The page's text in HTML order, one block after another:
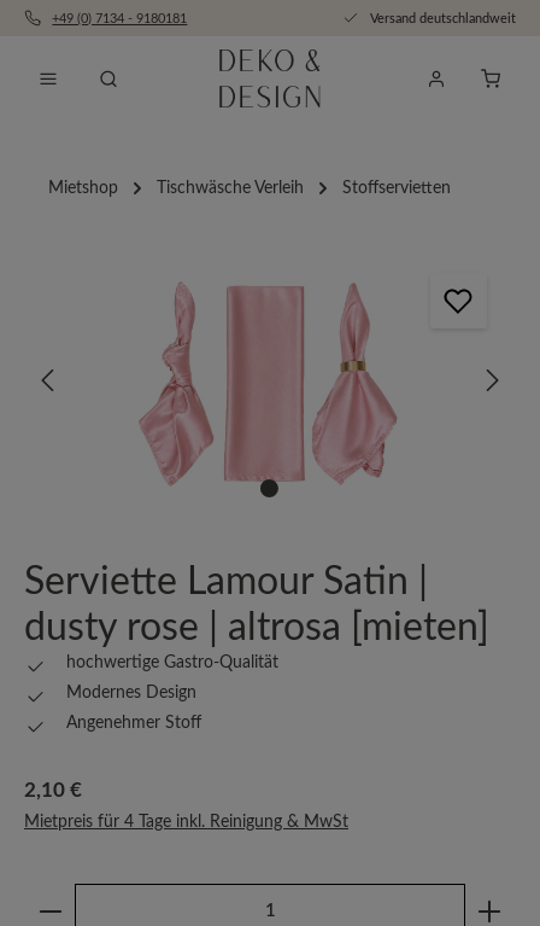
Zum Hauptinhalt springen
+49 (0) 7134 - 9180181 Versand deutschlandweit
Mietshop Tischwäsche Verleih Stoffservietten
Serviette Lamour Satin |
dusty rose | altrosa [mieten]
hochwertige Gastro-Qualität
Modernes Design
Angenehmer Stoff
Regulärer Preis:
2,10 €
Mietpreis für 4 Tage inkl. Reinigung & MwSt
Produkt Anzahl: Gib den gewünschten Wert ein